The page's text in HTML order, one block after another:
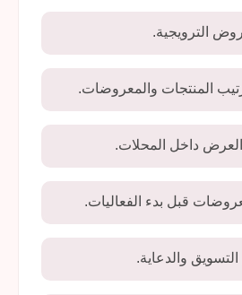
الترويجية.
المنتجات والمعروضات.
داخل المحلات.
قبل بدء الفعاليات.
والدعاية.